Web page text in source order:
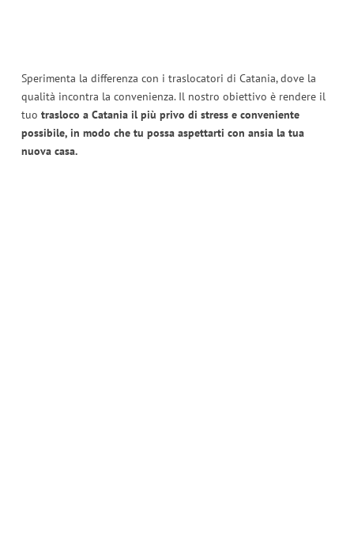
Sperimenta la differenza con i traslocatori di Catania, dove la
qualità incontra la convenienza. Il nostro obiettivo è rendere il
tuo trasloco a Catania il più privo di stress e conveniente
possibile, in modo che tu possa aspettarti con ansia la tua
nuova casa.